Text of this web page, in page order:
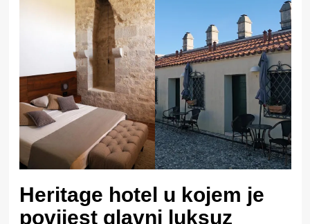
Heritage hotel u kojem je
povijest glavni luksuz